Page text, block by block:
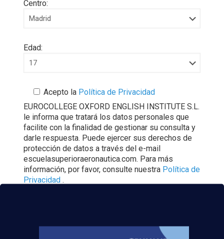
Centro:
Edad:
Acepto laPolítica de Privacidad
EUROCOLLEGE OXFORD ENGLISH INSTITUTE S.L.
le informa que tratará los datos personales que
facilite con la finalidad de gestionar su consulta y
darle respuesta. Puede ejercer sus derechos de
protección de datos a través del e-mail
escuelasuperioraeronautica.com. Para más
información, por favor, consulte nuestra Política de
Privacidad .